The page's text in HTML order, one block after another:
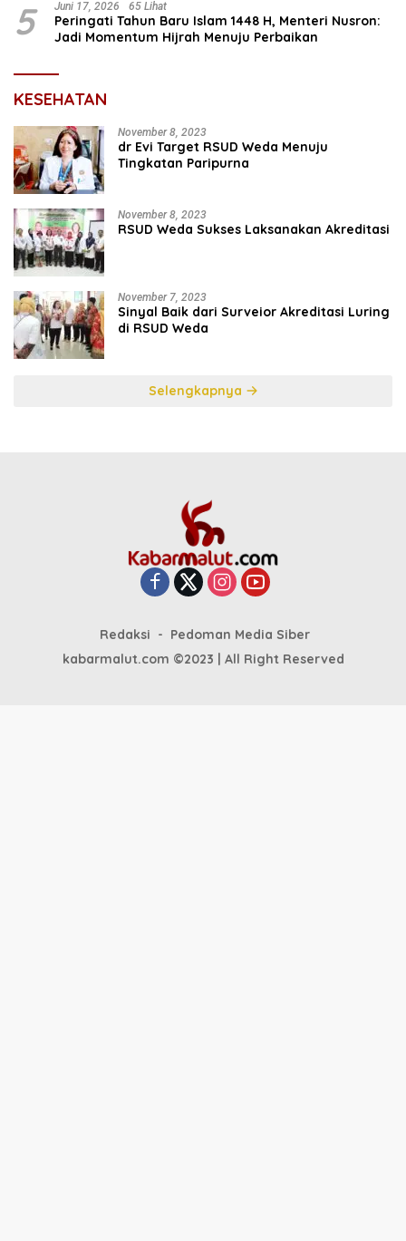
5 Juni 17, 2026 65 Lihat
Peringati Tahun Baru Islam 1448 H, Menteri Nusron:
Jadi Momentum Hijrah Menuju Perbaikan
KESEHATAN
November 8, 2023
dr Evi Target RSUD Weda Menuju
Tingkatan Paripurna
November 8, 2023
RSUD Weda Sukses Laksanakan Akreditasi
November 7, 2023
Sinyal Baik dari Surveior Akreditasi Luring
di RSUD Weda
Selengkapnya
Redaksi
Pedoman Media Siber
kabarmalut.com ©2023 | All Right Reserved